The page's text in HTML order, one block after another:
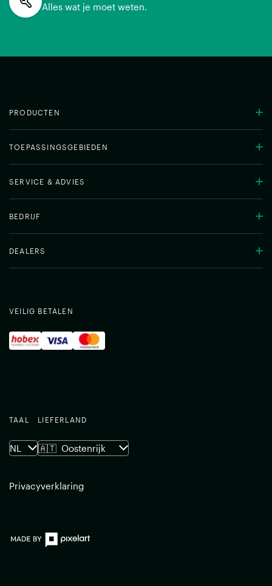
Alles wat je moet weten.
PRODUCTEN
TOEPASSINGSGEBIEDEN
SERVICE & ADVIES
BEDRIJF
DEALERS
VEILIG BETALEN
TAAL
NL
LIEFERLAND
🇦🇹 Oostenrijk
Privacyverklaring